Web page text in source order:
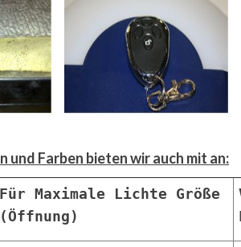
und Farben bieten wir auch mit an:
Für Maximale Lichte Größe
(Öffnung)